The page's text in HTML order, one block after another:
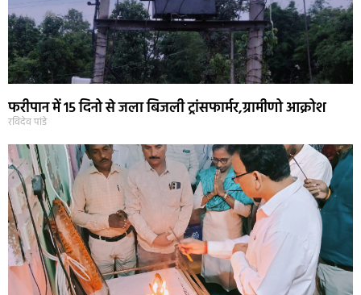
फरीपान में 15 दिनो से जला बिजली ट्रांसफार्मर,ग्रामीणो आक्रोश
रविदेव पांडे